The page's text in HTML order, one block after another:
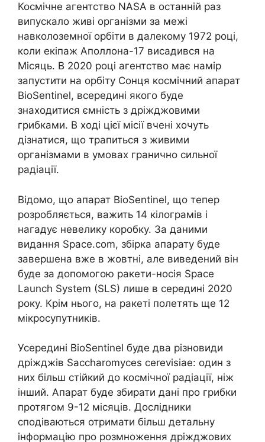
Космічне агентство NASA в останній раз
випускало живі організми за межі
навколоземної орбіти в далекому 1972 році,
коли екіпаж Аполлона-17 висадився на
Місяць. В 2020 році агентство має намір
запустити на орбіту Сонця космічний апарат
BioSentinel, всередині якого буде
знаходитися ємність з дріжджовими
грибками. В ході цієї місії вчені хочуть
дізнатися, що трапиться з живими
організмами в умовах гранично сильної
радіації.
Відомо, що апарат BioSentinel, що тепер
розробляється, важить 14 кілограмів і
нагадує невелику коробку. За даними
видання Space.com, збірка апарату буде
завершена вже в жовтні, але виведений він
буде за допомогою ракети-носія Space
Launch System (SLS) лише в середині 2020
року. Крім нього, на ракеті полетять ще 12
мікросупутників.
Усередині BioSentinel буде два різновиди
дріжджів Saccharomyces cerevisiae: один з
них більш стійкий до космічної радіації, ніж
інший. Апарат буде збирати дані про грибки
протягом 9-12 місяців. Дослідники
сподіваються отримати більш детальну
інформацію про розмноження дріжджових